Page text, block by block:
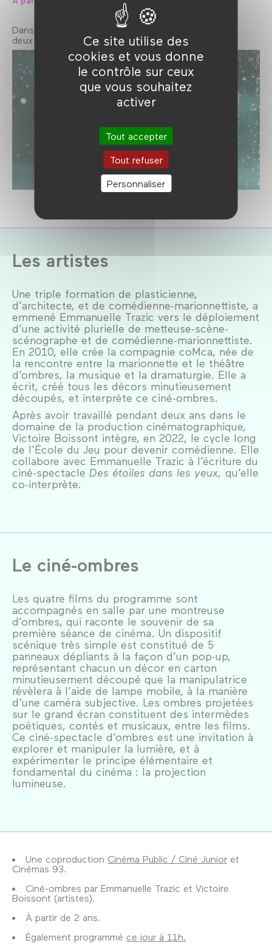
Ce site utilise des
cookies et vous donne
le contrôle sur ceux
que vous souhaitez
activer
Tout accepter
Tout refuser
Personnaliser
Dans une forêt couverte d’un grand manteau blanc,
deux jeunes créatures découvrent la neige.
Les artistes
Une triple formation de plasticienne,
d’architecte, et de comédienne-marionnettiste, a
emmené Emmanuelle Trazic vers le déploiement
d’une activité plurielle de metteuse-scène-
scénographe et de comédienne-marionnettiste.
En 2010, elle crée la compagnie coMca, née de
la rencontre entre la marionnette et le théâtre
d’ombres, la musique et la dramaturgie. Elle a
écrit, créé tous les décors minutieusement
découpés, et interprète ce ciné-ombres.
Après avoir travaillé pendant deux ans dans le
domaine de la production cinématographique,
Victoire Boissont intègre, en 2022, le cycle long
de l'École du Jeu pour devenir comédienne. Elle
collabore avec Emmanuelle Trazic à l’écriture du
ciné-spectacle Des étoiles dans les yeux, qu’elle
co-interprète.
Le ciné-ombres
Les quatre films du programme sont
accompagnés en salle par une montreuse
d’ombres, qui raconte le souvenir de sa
première séance de cinéma. Un dispositif
scénique très simple est constitué de 5
panneaux dépliants à la façon d’un pop-up,
représentant chacun un décor en carton
minutieusement découpé que la manipulatrice
révèlera à l’aide de lampe mobile, à la manière
d’une caméra subjective. Les ombres projetées
sur le grand écran constituent des intermèdes
poétiques, contés et musicaux, entre les films.
Ce ciné-spectacle d’ombres est une invitation à
explorer et manipuler la lumière, et à
expérimenter le principe élémentaire et
fondamental du cinéma : la projection
lumineuse.
Une coproduction Cinéma Public / Ciné Junior et
Cinémas 93.
Ciné-ombres par Emmanuelle Trazic et Victoire
Boissont (artistes).
À partir de 2 ans.
Également programmé ce jour à 11h.